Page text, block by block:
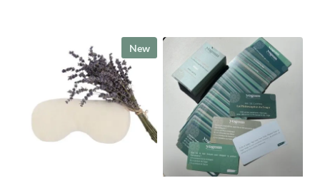
était :
240,00€.
est :
New